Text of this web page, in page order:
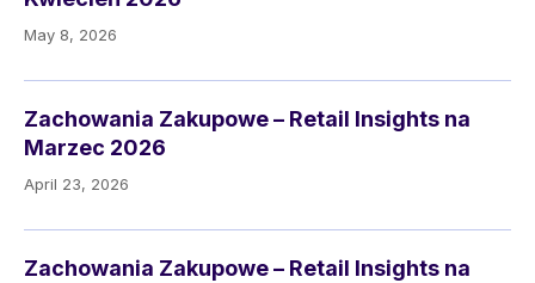
May 8, 2026
Zachowania Zakupowe – Retail Insights na
Marzec 2026
April 23, 2026
Zachowania Zakupowe – Retail Insights na